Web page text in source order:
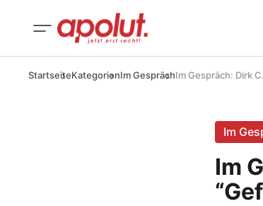
StartseiteKategorienIm GesprächIm Gespräch: Dirk
Im
Im